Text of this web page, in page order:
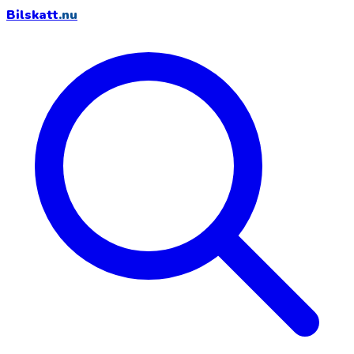
Bilskatt.nu